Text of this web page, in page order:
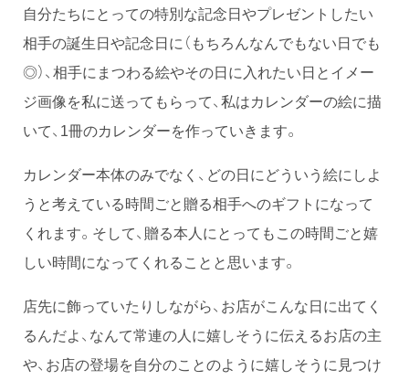
自分たちにとっての特別な記念日やプレゼントしたい
相手の誕生日や記念日に（もちろんなんでもない日でも
◎）、相手にまつわる絵やその日に入れたい日とイメー
ジ画像を私に送ってもらって、私はカレンダーの絵に描
いて、1冊のカレンダーを作っていきます。
カレンダー本体のみでなく、どの日にどういう絵にしよ
うと考えている時間ごと贈る相手へのギフトになって
くれます。そして、贈る本人にとってもこの時間ごと嬉
しい時間になってくれることと思います。
店先に飾っていたりしながら、お店がこんな日に出てく
るんだよ、なんて常連の人に嬉しそうに伝えるお店の主
や、お店の登場を自分のことのように嬉しそうに見つけ